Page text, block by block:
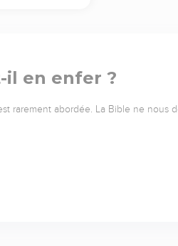
il en enfer ?
rarement abordée. La Bible ne nous